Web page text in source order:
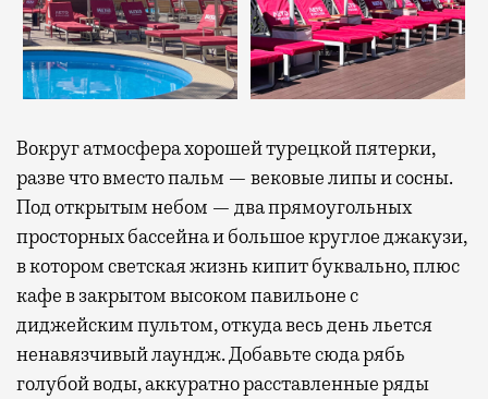
Вокруг атмосфера хорошей турецкой пятерки,
разве что вместо пальм — вековые липы и сосны.
Под открытым небом — два прямоугольных
просторных бассейна и большое круглое джакузи,
в котором светская жизнь кипит буквально, плюс
кафе в закрытом высоком павильоне с
диджейским пультом, откуда весь день льется
ненавязчивый лаундж. Добавьте сюда рябь
голубой воды, аккуратно расставленные ряды